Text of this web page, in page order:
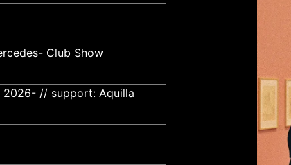
Club Show
2026- // support: Aquilla